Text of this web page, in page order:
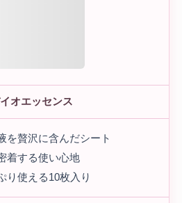
オエッセンス
を贅沢に含んだシート
着する使い心地
り使える10枚入り